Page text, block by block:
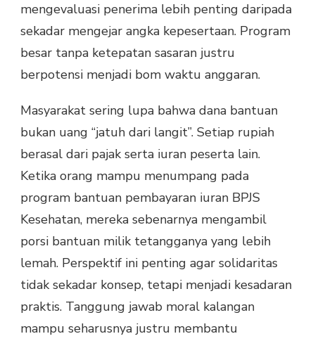
mengevaluasi penerima lebih penting daripada
sekadar mengejar angka kepesertaan. Program
besar tanpa ketepatan sasaran justru
berpotensi menjadi bom waktu anggaran.
Masyarakat sering lupa bahwa dana bantuan
bukan uang “jatuh dari langit”. Setiap rupiah
berasal dari pajak serta iuran peserta lain.
Ketika orang mampu menumpang pada
program bantuan pembayaran iuran BPJS
Kesehatan, mereka sebenarnya mengambil
porsi bantuan milik tetangganya yang lebih
lemah. Perspektif ini penting agar solidaritas
tidak sekadar konsep, tetapi menjadi kesadaran
praktis. Tanggung jawab moral kalangan
mampu seharusnya justru membantu